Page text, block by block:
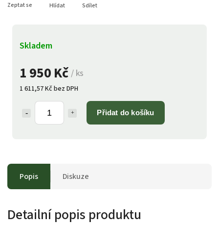
1 950 Kč/ ks
1 611,57 Kč bez DPH
Přidat do košíku
Skladem
Zeptat se Hlídat Sdílet
Popis Diskuze
Detailní popis produktu